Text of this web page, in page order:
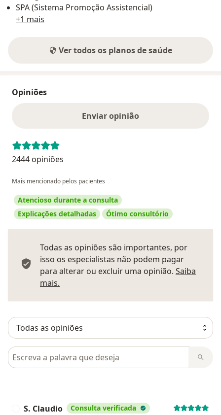
SPA (Sistema Promoção Assistencial)
+1 mais
Ver todos os planos de saúde
Opiniões
Enviar opinião
2444 opiniões
Mais mencionado pelos pacientes
Atencioso durante a consulta
Explicações detalhadas
Ótimo consultório
Todas as opiniões são importantes, por
isso os especialistas não podem pagar
para alterar ou excluir uma opinião. Saiba
mais.
Pesquisar em opiniões
S. Claudio Consulta verificada